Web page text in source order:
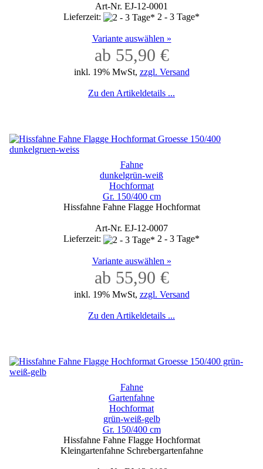
Art-Nr. EJ-12-0001
Lieferzeit:
2 - 3 Tage*
Variante auswählen »
ab 55,90 €
inkl. 19% MwSt, zzgl. Versand
Zu den Artikeldetails ...
Fahne
dunkelgrün-weiß
Hochformat
Gr. 150/400 cm
Hissfahne Fahne Flagge Hochformat
Art-Nr. EJ-12-0007
Lieferzeit:
2 - 3 Tage*
Variante auswählen »
ab 55,90 €
inkl. 19% MwSt, zzgl. Versand
Zu den Artikeldetails ...
Fahne
Gartenfahne
Hochformat
grün-weiß-gelb
Gr. 150/400 cm
Hissfahne Fahne Flagge Hochformat
Kleingartenfahne Schrebergartenfahne